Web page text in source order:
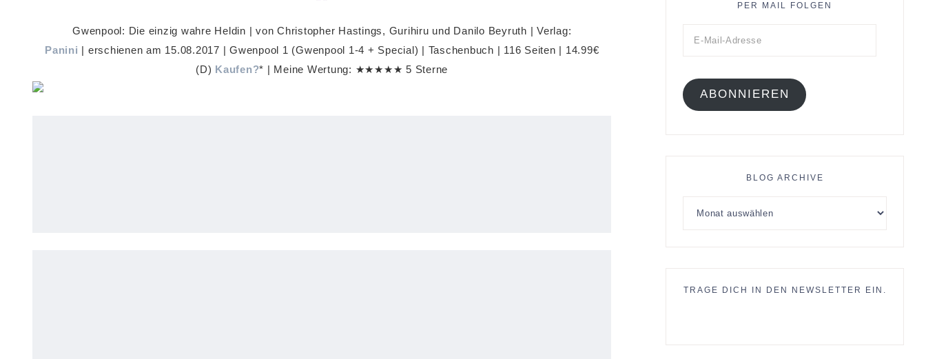
Gwenpool: Die einzig wahre Heldin | von Christopher Hastings, Gurihiru und Danilo Beyruth | Verlag:
Panini | erschienen am 15.08.2017 | Gwenpool 1 (Gwenpool 1-4 + Special) | Taschenbuch | 116 Seiten | 14.99€
(D) Kaufen?* | Meine Wertung: ★★★★★ 5 Sterne
PER MAIL FOLGEN
ABONNIEREN
BLOG ARCHIVE
TRAGE DICH IN DEN NEWSLETTER EIN.